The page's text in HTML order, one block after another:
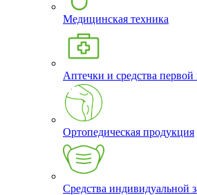
Медицинская техника
Аптечки и средства
Ортопедическая продукция
Средства индивидуальной